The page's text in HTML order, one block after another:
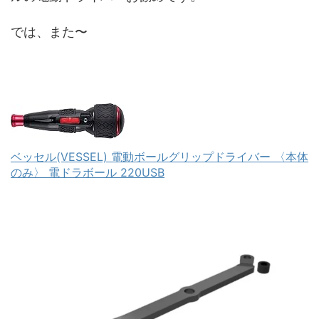
では、また〜
ベッセル(VESSEL) 電動ボールグリップドライバー 〈本体
のみ〉 電ドラボール 220USB